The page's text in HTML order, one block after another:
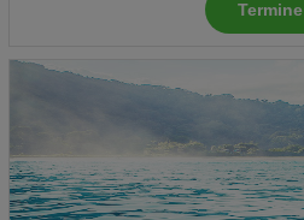
Termine